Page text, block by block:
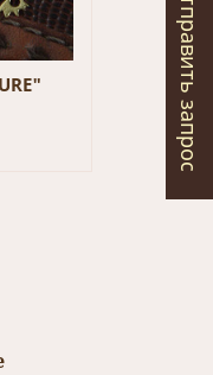
Отправить запрос